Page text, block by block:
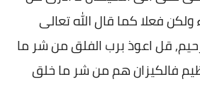
فعلا كما قال الله تعالى
قل اعوذ برب الفلق من شر ما
فالكيزان هم من شر ما خلق